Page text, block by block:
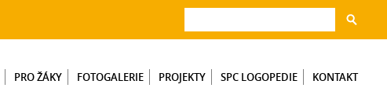
PRO ŽÁKY FOTOGALERIE PROJEKTY SPC LOGOPEDIE KONTAKT